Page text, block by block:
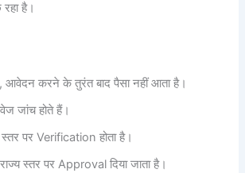
है।
आवेदन करने के तुरंत बाद पैसा नहीं आता है।
जांच होते हैं।
स्तर पर Verification होता है।
स्तर पर Approval दिया जाता है।